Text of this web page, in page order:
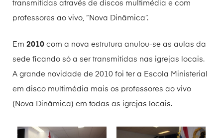
transmitidas através de discos multimédia e com
professores ao vivo, “Nova Dinâmica”.
Em 2010 com a nova estrutura anulou-se as aulas da
sede ficando só a ser transmitidas nas igrejas locais.
A grande novidade de 2010 foi ter a Escola Ministerial
em disco multimédia mais os professores ao vivo
(Nova Dinâmica) em todas as igrejas locais.